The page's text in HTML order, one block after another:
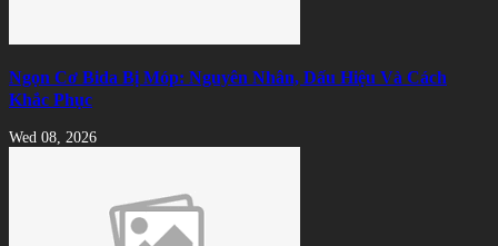
Ngọn Cơ Bida Bị Móp: Nguyên Nhân, Dấu Hiệu Và Cách
Khắc Phục
Wed 08, 2026